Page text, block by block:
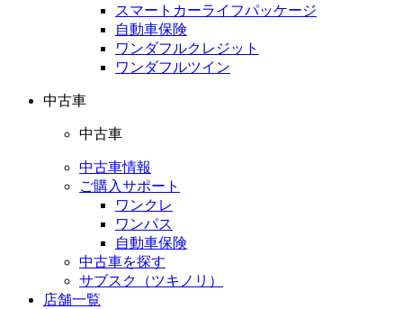
スマートカーライフパッケージ
自動車保険
ワンダフルクレジット
ワンダフルツイン
中古車
中古車
中古車情報
ご購入サポート
ワンクレ
ワンパス
自動車保険
中古車を探す
サブスク（ツキノリ）
店舗一覧